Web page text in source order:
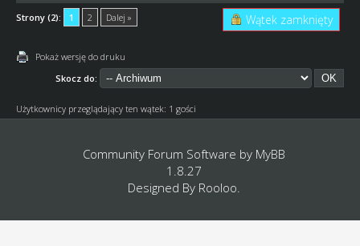
Strony (2): 1 2 Dalej » Wątek zamknięty
Pokaż wersję do druku
Skocz do:
Użytkownicy przeglądający ten wątek: 1 gości
Community Forum Software by MyBB
1.8.27
Designed By Rooloo.